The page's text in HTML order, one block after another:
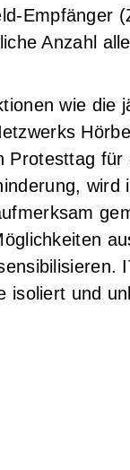
Empfänger
Anzahl
wie die
Protesttag für
wird
isoliert und